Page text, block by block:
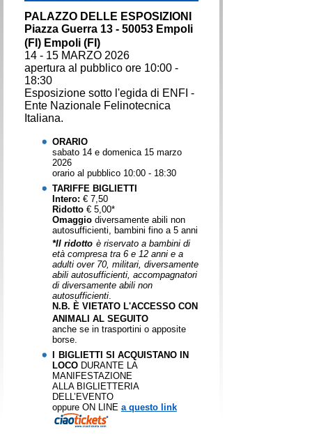
PALAZZO DELLE ESPOSIZIONI
Piazza Guerra 13 - 50053 Empoli
(FI) Empoli (FI)
14 - 15 MARZO 2026
apertura al pubblico ore 10:00 -
18:30
Esposizione sotto l'egida di ENFI -
Ente Nazionale Felinotecnica
Italiana.
ORARIO
sabato 14 e domenica 15 marzo
2026
orario al pubblico 10:00 - 18:30
TARIFFE BIGLIETTI
Intero: € 7,50
Ridotto€ 5,00*
Omaggiodiversamente abili non
autosufficienti, bambini fino a 5 anni
*Il ridotto è riservato a bambini di
età compresa tra 6 e 12 anni e a
adulti over 70, militari, diversamente
abili autosufficienti, accompagnatori
di diversamente abili non
autosufficienti.
N.B. È VIETATO L'ACCESSO CON
ANIMALI AL SEGUITO
anche se in trasportini o apposite
borse.
BIGLIETTI SI ACQUISTANO IN
LOCODURANTE LA
MANIFESTAZIONE
ALLA BIGLIETTERIA
DELL’EVENTO
oppure ON LINE a questo link